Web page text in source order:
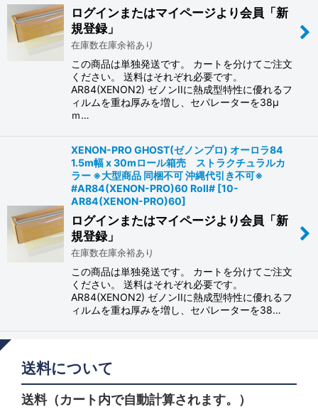
ログインまたはマイページより会員「新
規登録」
在庫数在庫余裕あり
この商品は単独発送です。 カートを分けてご注文
ください。 送料はそれぞれ必要です。
AR84(XENON2) ゼノンIIに熱成型特性に優れるフ
ィルムを重ね厚みを増し、セパレーターを38μ
ｍ…
XENON-PRO GHOST(ゼノンプロ) オーロラ84
1.5m幅 x 30mロール箱売 ストラクチュラルカ
ラー ※大型商品 同梱不可 沖縄代引き不可※
#AR84(XENON-PRO)60 Roll# [10-
AR84(XENON-PRO)60]
ログインまたはマイページより会員「新
規登録」
在庫数在庫余裕あり
この商品は単独発送です。 カートを分けてご注文
ください。 送料はそれぞれ必要です。
AR84(XENON2) ゼノンIIに熱成型特性に優れるフ
ィルムを重ね厚みを増し、セパレーターを38…
送料について
送料（カート内で自動計算されます。）